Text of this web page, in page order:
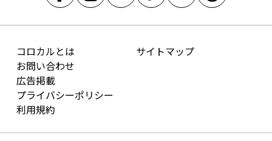
コロカルとは
お問い合わせ
広告掲載
プライバシーポリシー
利用規約
サイトマップ